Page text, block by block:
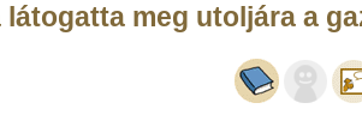
látogatta meg utoljára a